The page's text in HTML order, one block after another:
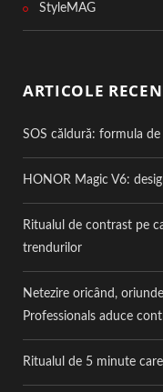
StyleMAG
ARTICOLE
SOS căldură: formula
HONOR Magic V6:
Ritualul de contrast pe
trendurilor
Netezire oricând,
Professionals aduce
Ritualul de 5 minute